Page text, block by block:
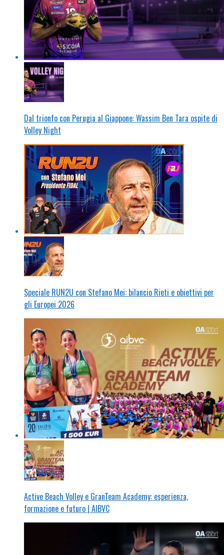
Dal trionfo con Perugia al Giappone: Wassim Ben Tara ospite di
Volley Night
Speciale RUN2U con Stefano Mei: bilancio Rieti e obiettivi per
gli Europei 2026
Active Beach Volley e GranTeam Academy: esperienza,
formazione e futuro | AIBVC